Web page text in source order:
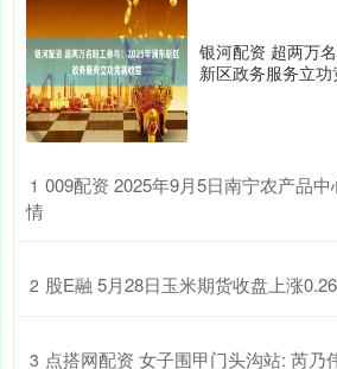
银河配资 超两万
新区政务服务立
1 ​009配资 2025年9月5日南宁农产品
情
2 股E融 5月28日玉米期货收盘上涨
3 点搭网配资 女子围甲门头沟站: 芮乃